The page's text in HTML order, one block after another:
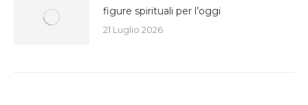
figure spirituali per l’oggi
21 Luglio 2026